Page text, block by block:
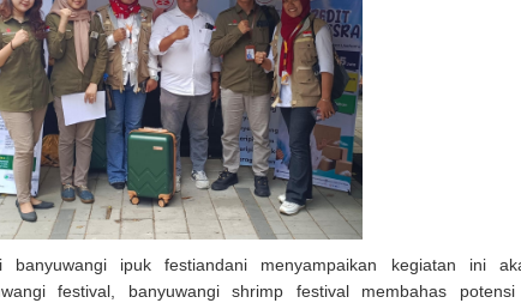
banyuwangi ipuk festiandani menyampaikan kegiatan ini
festival, banyuwangi shrimp festival membahas